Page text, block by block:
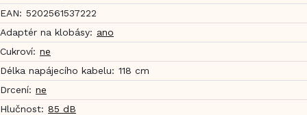
EAN: 5202561537222
Adaptér na klobásy: ano
Cukroví: ne
Délka napájecího kabelu: 118 cm
Drcení: ne
Hlučnost: 85 dB